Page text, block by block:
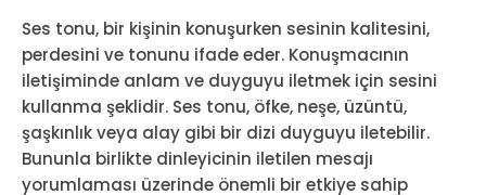
Ses tonu, bir kişinin konuşurken sesinin kalitesini,
perdesini ve tonunu ifade eder. Konuşmacının
iletişiminde anlam ve duyguyu iletmek için sesini
kullanma şeklidir. Ses tonu, öfke, neşe, üzüntü,
şaşkınlık veya alay gibi bir dizi duyguyu iletebilir.
Bununla birlikte dinleyicinin iletilen mesajı
yorumlaması üzerinde önemli bir etkiye sahip